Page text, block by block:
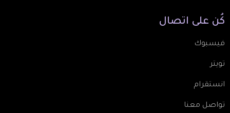
كُن على اتصال
فيسبوك
تويتر
انستقرام
تواصل معنا